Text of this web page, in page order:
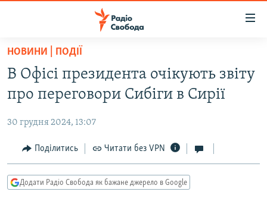
Перейти
основного
матеріалу
Перейти
до
навігації
Перейти
до
РАДІО СВОБОДА – 70 РОКІВ
ВСЕ ЗА ДОБУ
СТАТТІ
ПОЛІТИКА
ЕКОНОМІКА
КУЛЬТУРА
ВІЙНА
РОСІЙСЬКА «ФІЛЬТРАЦІЯ»
КРИМ.РЕАЛІЇ
НОВИНИ | ПОДІЇ
В Офісі президента очікують звіту
про переговори Сибіги в Сирії
30 грудня 2024, 13:07
Поділитись Читати без VPN
Додати Радіо Свобода як бажане джерело в Google